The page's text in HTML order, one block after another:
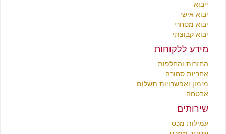
ייבוא
יבוא אישי
יבוא מסחרי
יבוא קבוצתי
מידע ללקוחות
החזרות והחלפות
אחריות סחורה
מימון ואפשרויות תשלום
אבטחה
שירותים
עמילות מכס